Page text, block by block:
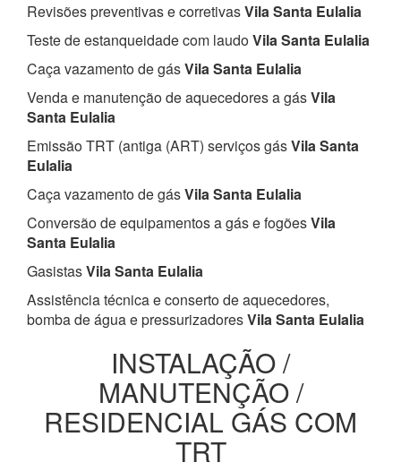
Revisões preventivas e corretivasVila Santa Eulalia
Teste de estanqueidade com laudoVila Santa Eulalia
Caça vazamento de gásVila Santa Eulalia
Venda e manutenção de aquecedores a gásVila
Santa Eulalia
Emissão TRT (antiga (ART) serviços gásVila Santa
Eulalia
Caça vazamento de gásVila Santa Eulalia
Conversão de equipamentos a gás e fogõesVila
Santa Eulalia
GasistasVila Santa Eulalia
Assistência técnica e conserto de aquecedores,
bomba de água e pressurizadoresVila Santa Eulalia
INSTALAÇÃO /
MANUTENÇÃO /
RESIDENCIAL GÁS COM
TRT